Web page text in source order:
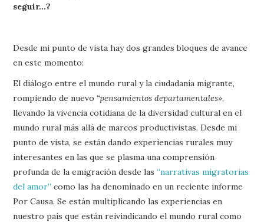
seguir…?
Desde mi punto de vista hay dos grandes bloques de avance
en este momento:
El diálogo entre el mundo rural y la ciudadanía migrante,
rompiendo de nuevo “pensamientos departamentales»,
llevando la vivencia cotidiana de la diversidad cultural en el
mundo rural más allá de marcos productivistas. Desde mi
punto de vista, se están dando experiencias rurales muy
interesantes en las que se plasma una comprensión
profunda de la emigración desde las“narrativas migratorias
del amor” como las ha denominado en un reciente informe
Por Causa. Se están multiplicando las experiencias en
nuestro país que están reivindicando el mundo rural como